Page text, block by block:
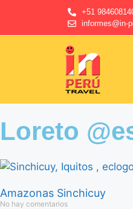
+51
informes@in-
Loreto
Amazonas Sinchicuy
No hay comentarios